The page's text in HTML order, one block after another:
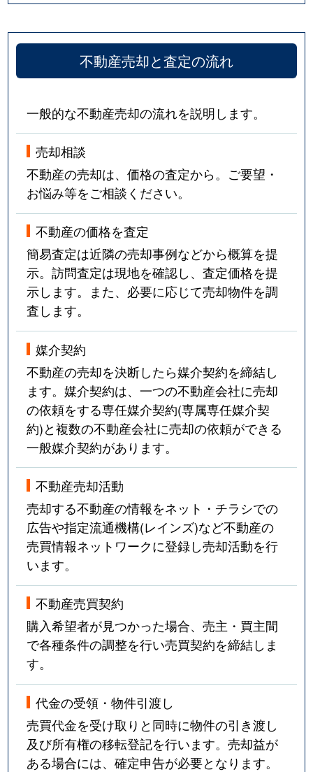
不動産売却と査定の流れ
一般的な不動産売却の流れを説明します。
売却相談
不動産の売却は、価格の査定から。ご要望・
お悩み等をご相談ください。
不動産の価格を査定
簡易査定は近隣の売却事例などから概算を提
示。訪問査定は現地を確認し、査定価格を提
示します。また、必要に応じて売却物件を調
査します。
媒介契約
不動産の売却を決断したら媒介契約を締結し
ます。媒介契約は、一つの不動産会社に売却
の依頼をする専任媒介契約(専属専任媒介契
約)と複数の不動産会社に売却の依頼ができる
一般媒介契約があります。
不動産売却活動
売却する不動産の情報をネット・チラシでの
広告や指定流通機構(レインズ)など不動産の
売買情報ネットワークに登録し売却活動を行
います。
不動産売買契約
購入希望者が見つかった場合、売主・買主間
で各種条件の調整を行い売買契約を締結しま
す。
代金の受領・物件引渡し
売買代金を受け取りと同時に物件の引き渡し
及び所有権の移転登記を行います。売却益が
ある場合には、確定申告が必要となります。